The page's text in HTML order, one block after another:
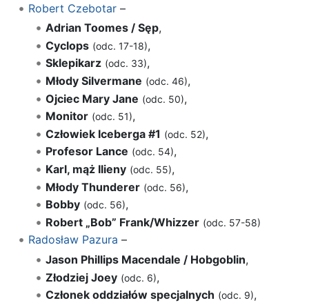
Robert Czebotar–
Adrian Toomes / Sęp,
Cyclops (odc. 17-18),
Sklepikarz (odc. 33),
Młody Silvermane (odc. 46),
Ojciec Mary Jane (odc. 50),
Monitor (odc. 51),
Człowiek Iceberga #1 (odc. 52),
Profesor Lance (odc. 54),
Karl, mąż Ilieny (odc. 55),
Młody Thunderer (odc. 56),
Bobby (odc. 56),
Robert „Bob” Frank/Whizzer (odc. 57-58)
Radosław Pazura –
Jason Phillips Macendale / Hobgoblin,
Złodziej Joey (odc. 6),
Członek oddziałów specjalnych (odc. 9),